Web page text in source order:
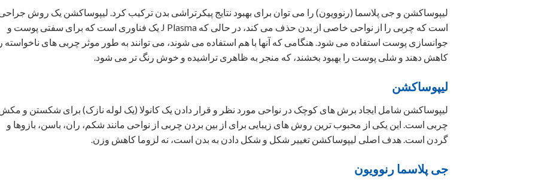
لیپوساکشن و جی پلاسما (رنوویون) ​​را می توان برای بهبود نتایج پیکرتراشی بدن ترکیب کرد. لیپوساکشن یک روش
است که چربی را از نواحی خاصی از بدن حذف می کند، در حالی که J Plasma یک فناوری است که برای سفتی پوست و
جوانسازی پوست استفاده می شود. هنگامی که آنها با هم استفاده می شوند، می توانند به طور موثر چربی های ناخواسته
کاهش دهند و شلی پوست را بهبود بخشند، که منجر به ظاهری تراشیده و خوش رنگ تر می شود.
لیپوساکشن
لیپوساکشن شامل ایجاد برش های کوچک در نواحی مورد نظر و قرار دادن یک کانولا (یک لوله نازک) برای شکستن و
چربی است. این یکی از محبوب ترین روش های زیبایی برای از بین بردن چربی از نواحی مانند شکم، ران، باسن، بازوها و
گردن است. هدف اصلی لیپوساکشن تغییر شکل و شکل دادن به بدن است، نه لزوما کاهش وزن.
جی پلاسما رنوویون